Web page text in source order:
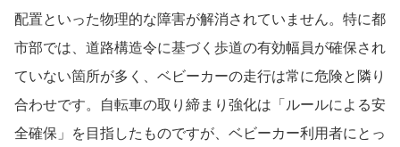
配置といった物理的な障害が解消されていません。特に都
市部では、道路構造令に基づく歩道の有効幅員が確保され
ていない箇所が多く、ベビーカーの走行は常に危険と隣り
合わせです。自転車の取り締まり強化は「ルールによる安
全確保」を目指したものですが、ベビーカー利用者にとっ